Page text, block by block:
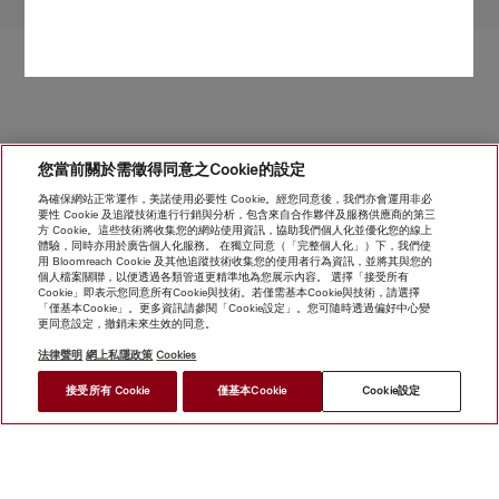
您當前關於需徵得同意之Cookie的設定
為確保網站正常運作，美諾使用必要性 Cookie。經您同意後，我們亦會運用非必
要性 Cookie 及追蹤技術進行行銷與分析，包含來自合作夥伴及服務供應商的第三
方 Cookie。這些技術將收集您的網站使用資訊，協助我們個人化並優化您的線上
體驗，同時亦用於廣告個人化服務。 在獨立同意（「完整個人化」）下，我們使
用 Bloomreach Cookie 及其他追蹤技術收集您的使用者行為資訊，並將其與您的
個人檔案關聯，以便透過各類管道更精準地為您展示內容。 選擇「接受所有
Cookie」即表示您同意所有Cookie與技術。若僅需基本Cookie與技術，請選擇
「僅基本Cookie」。更多資訊請參閱「Cookie設定」。您可隨時透過偏好中心變
更同意設定，撤銷未來生效的同意。
法律聲明 網上私隱政策 Cookies
接受所有 Cookie 僅基本Cookie Cookie設定